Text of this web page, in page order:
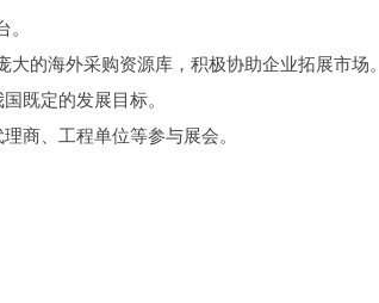
的海外采购资源库，积极协助企业拓展市场。
既定的发展目标。
商、工程单位等参与展会。